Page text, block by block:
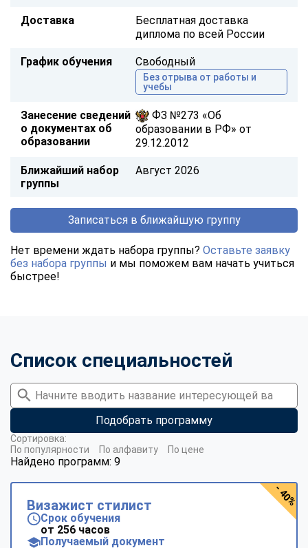
Доставка
Бесплатная доставка
диплома по всей России
График обучения Свободный
Без отрыва от работы и
учебы
Занесение сведений
о документах об
образовании
ФЗ №273 «Об
образовании в РФ» от
29.12.2012
Ближайший набор
группы
Август 2026
Записаться в ближайшую группу
Нет времени ждать набора группы? Оставьте заявку
без набора группы и мы поможем вам начать учиться
быстрее!
Список специальностей
Подобрать программу
Найдено программ: 9
Сортировка:
По популярности
По алфавиту По цене
Визажист стилист
Срок обучения
от 256 часов
Получаемый документ
- 40%